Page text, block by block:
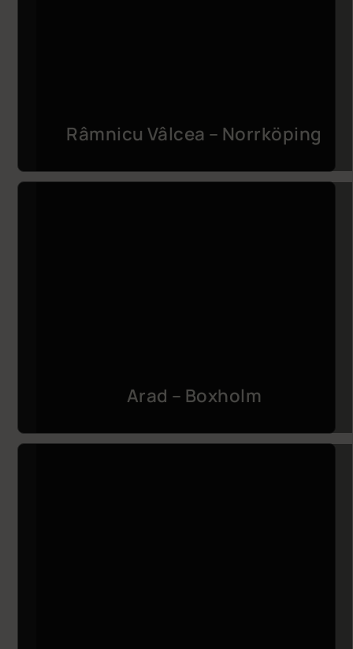
Râmnicu Vâlcea – Norrköping
Arad – Boxholm